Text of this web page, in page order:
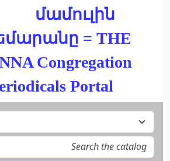
մամուլին
= THE
Congregation
Portal